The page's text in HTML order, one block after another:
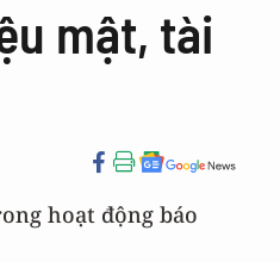
mật, tài
hoạt động báo